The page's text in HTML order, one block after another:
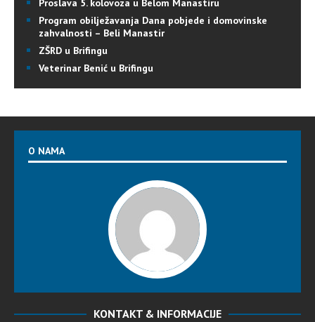
Proslava 5. kolovoza u Belom Manastiru
Program obilježavanja Dana pobjede i domovinske
zahvalnosti – Beli Manastir
ZŠRD u Brifingu
Veterinar Benić u Brifingu
O NAMA
KONTAKT & INFORMACIJE